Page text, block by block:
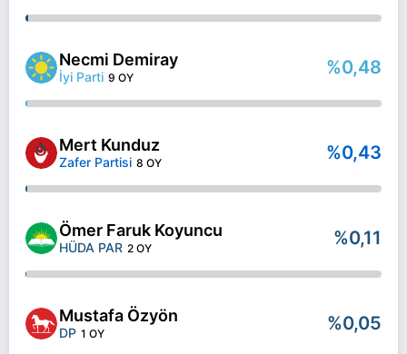
Necmi Demiray
İyi Parti 9 OY %0,48
Mert Kunduz
Zafer Partisi 8 OY %0,43
Ömer Faruk Koyuncu
HÜDA PAR 2 OY %0,11
Mustafa Özyön
DP 1 OY %0,05